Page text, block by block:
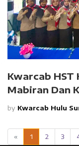
Kwarcab HST
Mabiran Dan
by Kwarcab Hulu
« 1 2 3